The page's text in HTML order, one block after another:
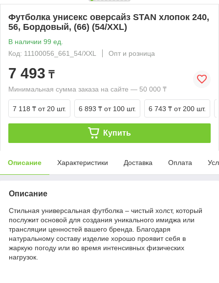
Футболка унисекс оверсайз STAN хлопок 240,
56, Бордовый, (66) (54/XXL)
В наличии 99 ед.
Код: 11100056_661_54/XXL
Опт и розница
7 493 ₸
Минимальная сумма заказа на сайте — 50 000 ₸
7 118 ₸ от 20 шт. 6 893 ₸ от 100 шт. 6 743 ₸ от 200 шт.
Купить
Описание Характеристики Доставка Оплата
Описание
Стильная универсальная футболка – чистый холст, который
послужит основой для создания уникального имиджа или
трансляции ценностей вашего бренда. Благодаря
натуральному составу изделие хорошо проявит себя в
жаркую погоду или во время интенсивных физических
нагрузок.